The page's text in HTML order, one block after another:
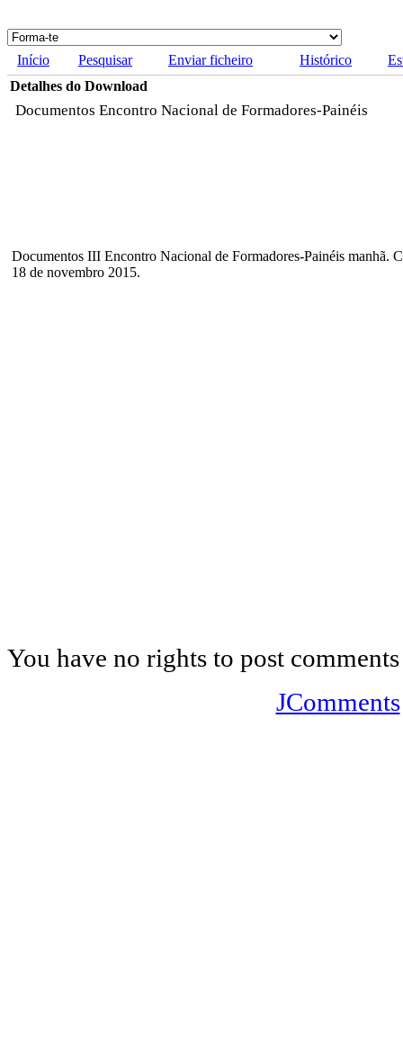
Início Pesquisar Enviar ficheiro Histórico
Detalhes do Download
Documentos Encontro Nacional de Formadores-Painéis
Documentos III Encontro Nacional de Formadores-Painéis manhã.
18 de novembro 2015.
You have no rights to post comments
JComments